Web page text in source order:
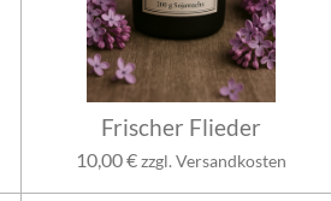
Frischer Flieder
10,00 €zzgl. Versandkosten